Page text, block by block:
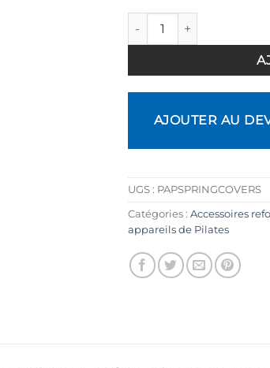
quantité de Housse de
AJOUTER AU
UGS : PAPSPRINGCOVERS
Catégories : Accessoires
appareils de Pilates